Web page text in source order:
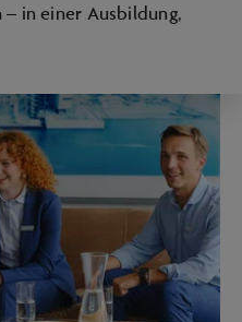
– in einer Ausbildung,